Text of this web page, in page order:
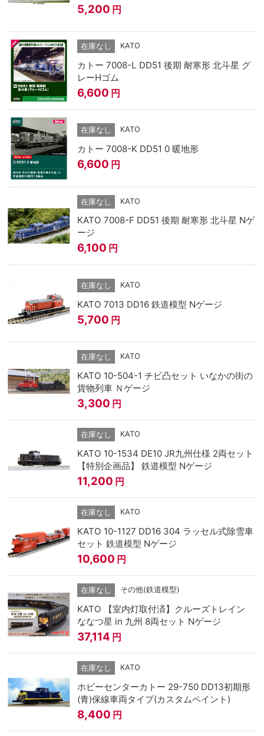
5,200 円
在庫なし KATO
カトー 7008-L DD51 後期 耐寒形 北斗星 グ
レーHゴム
6,600 円
在庫なし KATO
カトー 7008-K DD51 0 暖地形
6,600 円
在庫なし KATO
KATO 7008-F DD51 後期 耐寒形 北斗星 Nゲ
ージ
6,100 円
在庫なし KATO
KATO 7013 DD16 鉄道模型 Nゲージ
5,700 円
在庫なし KATO
KATO 10-504-1 チビ凸セット いなかの街の
貨物列車 Ｎゲージ
3,300 円
在庫なし KATO
KATO 10-1534 DE10 JR九州仕様 2両セット
【特別企画品】 鉄道模型 Nゲージ
11,200 円
在庫なし KATO
KATO 10-1127 DD16 304 ラッセル式除雪車
セット 鉄道模型 Nゲージ
10,600 円
在庫なし その他(鉄道模型)
KATO 【室内灯取付済】クルーズトレイン
ななつ星 in 九州 8両セット Nゲージ
37,114 円
在庫なし KATO
ホビーセンターカトー 29-750 DD13初期形
(青)保線車両タイプ(カスタムペイント)
8,400 円